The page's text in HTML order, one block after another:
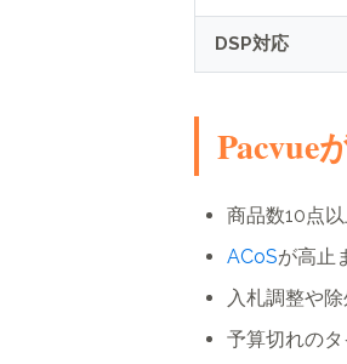
DSP対応
Pacvue
商品数10点
ACoSが高止
入札調整や
予算切れの